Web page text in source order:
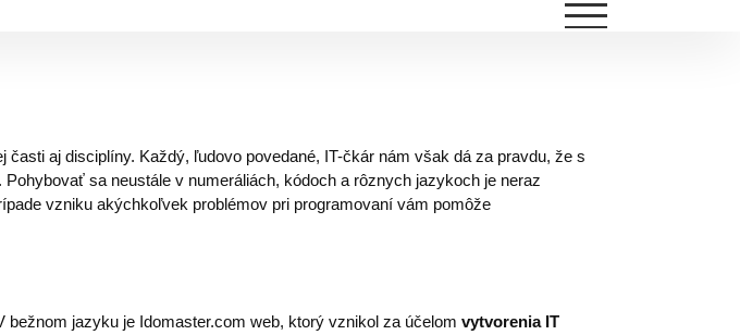
aj disciplíny. Každý, ľudovo povedané, IT-čkár nám však dá za pravdu, že s
sa neustále v numeráliách, kódoch a rôznych jazykoch je neraz
vzniku akýchkoľvek problémov pri programovaní vám pomôže
jazyku je Idomaster.com web, ktorý vznikol za účelom vytvorenia IT